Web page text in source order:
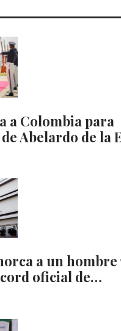
a Colombia para
Abelardo de la
a un hombre
oficial de…